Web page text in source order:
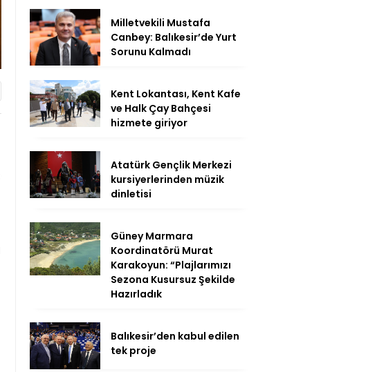
Milletvekili Mustafa
Canbey: Balıkesir’de Yurt
Sorunu Kalmadı
Kent Lokantası, Kent Kafe
ve Halk Çay Bahçesi
hizmete giriyor
Atatürk Gençlik Merkezi
kursiyerlerinden müzik
dinletisi
Güney Marmara
Koordinatörü Murat
Karakoyun: “Plajlarımızı
Sezona Kusursuz Şekilde
Hazırladık
Balıkesir’den kabul edilen
tek proje